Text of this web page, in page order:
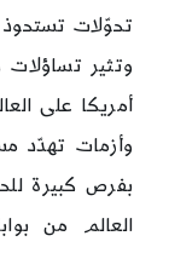
تحوّلات تستحوذ
وتثير
أمريكا على
وأزمات تهدّد
بفرص كبيرة
العالم من